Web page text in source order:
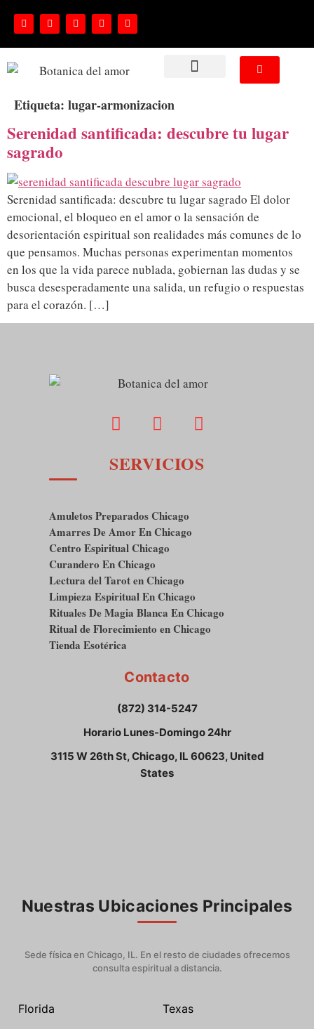
Etiqueta: lugar-armonizacion
Serenidad santificada: descubre tu lugar
sagrado
Serenidad santificada: descubre tu lugar sagrado El dolor
emocional, el bloqueo en el amor o la sensación de
desorientación espiritual son realidades más comunes de lo
que pensamos. Muchas personas experimentan momentos
en los que la vida parece nublada, gobiernan las dudas y se
busca desesperadamente una salida, un refugio o respuestas
para el corazón. […]
SERVICIOS
Amuletos Preparados Chicago
Amarres De Amor En Chicago
Centro Espiritual Chicago
Curandero En Chicago
Lectura del Tarot en Chicago
Limpieza Espiritual En Chicago
Rituales De Magia Blanca En Chicago
Ritual de Florecimiento en Chicago
Tienda Esotérica
Contacto
(872) 314-5247
Horario Lunes-Domingo 24hr
3115 W 26th St, Chicago, IL 60623, United
States
Nuestras Ubicaciones Principales
Sede física en Chicago, IL. En el resto de ciudades ofrecemos
consulta espiritual a distancia.
Florida Texas